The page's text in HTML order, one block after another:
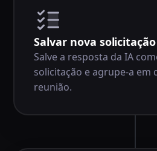
Salvar nova solicitação
Salve a resposta da IA
solicitação e agrupe-a em
reunião.